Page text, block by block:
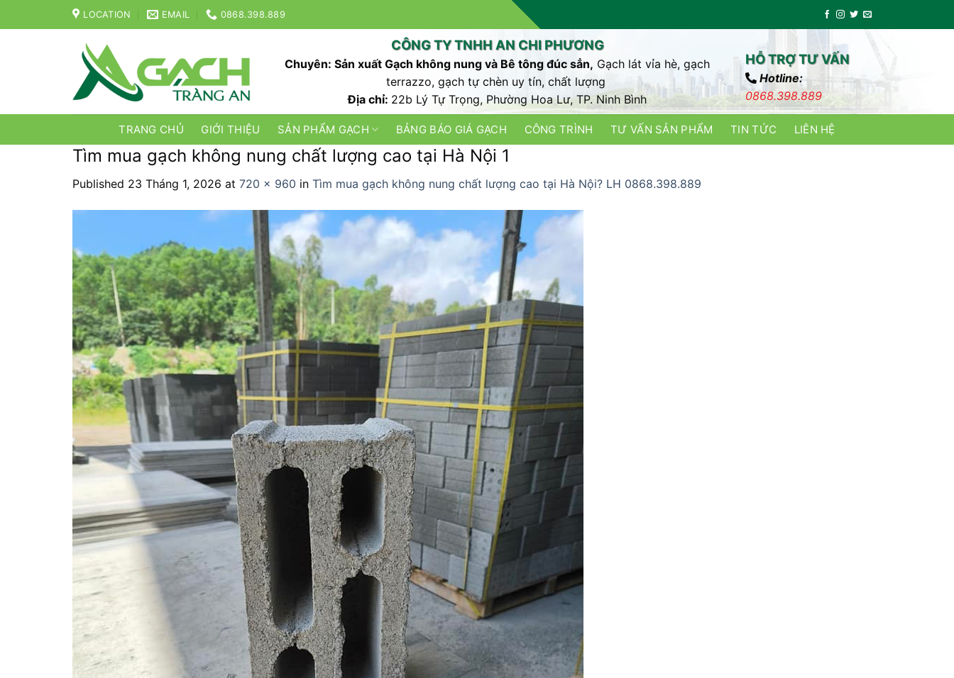
to
LOCATION EMAIL 0868.398.889
CÔNG TY TNHH AN CHI PHƯƠNG
Chuyên: Sản xuất Gạch không nung và Bê tông đúc sẳn, Gạch lát vỉa hè, gạch
terrazzo, gạch tự chèn uy tín, chất lượng
Địa chỉ: 22b Lý Tự Trọng, Phường Hoa Lư, TP. Ninh Bình
HỖ TRỢ TƯ VẤN
Hotline:
0868.398.889
TRANG CHỦ GIỚI THIỆU SẢN PHẨM GẠCH BẢNG BÁO GIÁ GẠCH CÔNG TRÌNH TƯ VẤN SẢN PHẨM TIN TỨC LIÊN HỆ
Tìm mua gạch không nung chất lượng cao tại Hà Nội 1
Published 23 Tháng 1, 2026 at 720 × 960 in Tìm mua gạch không nung chất lượng cao tại Hà Nội? LH 0868.398.889